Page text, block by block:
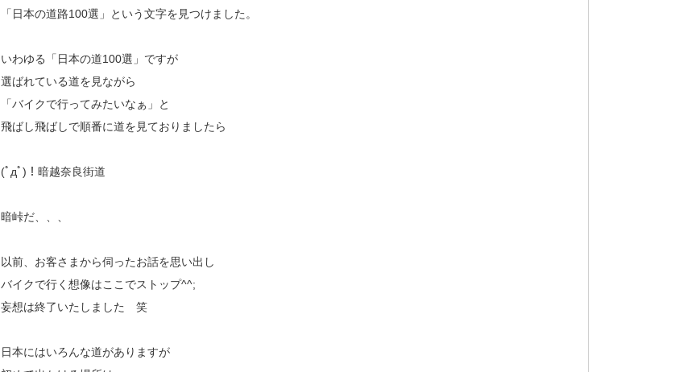
「日本の道路100選」という文字を見つけました。
いわゆる「日本の道100選」ですが
選ばれている道を見ながら
「バイクで行ってみたいなぁ」と
飛ばし飛ばしで順番に道を見ておりましたら
(ﾟдﾟ)！暗越奈良街道
暗峠だ、、、
以前、お客さまから伺ったお話を思い出し
バイクで行く想像はここでストップ^^;
妄想は終了いたしました 笑
日本にはいろんな道がありますが